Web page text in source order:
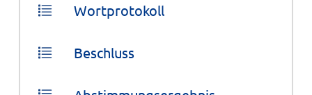
Wortprotokoll
Beschluss